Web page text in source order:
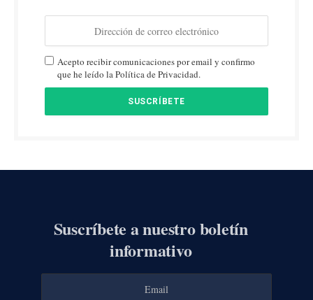
Acepto recibir comunicaciones por email y confirmo
que he leído la Política de Privacidad.
Suscríbete a nuestro boletín
informativo